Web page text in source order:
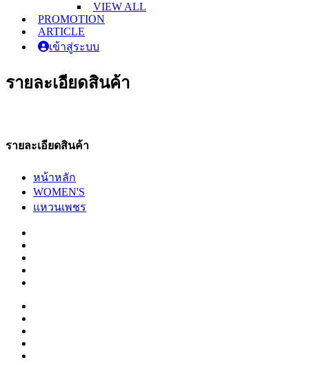
VIEW ALL
PROMOTION
ARTICLE
เข้าสู่ระบบ
รายละเอียดสินค้า
รายละเอียดสินค้า
หน้าหลัก
WOMEN'S
แหวนเพชร